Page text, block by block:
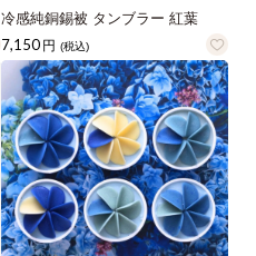
冷感純銅錫被 タンブラー 紅葉
7,150 円 (税込)